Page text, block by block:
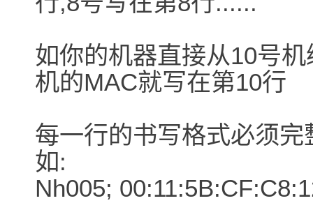
如你的机器直接从10号
机的MAC就写在第10行
每一行的书写格式必须完
如:
Nh005;